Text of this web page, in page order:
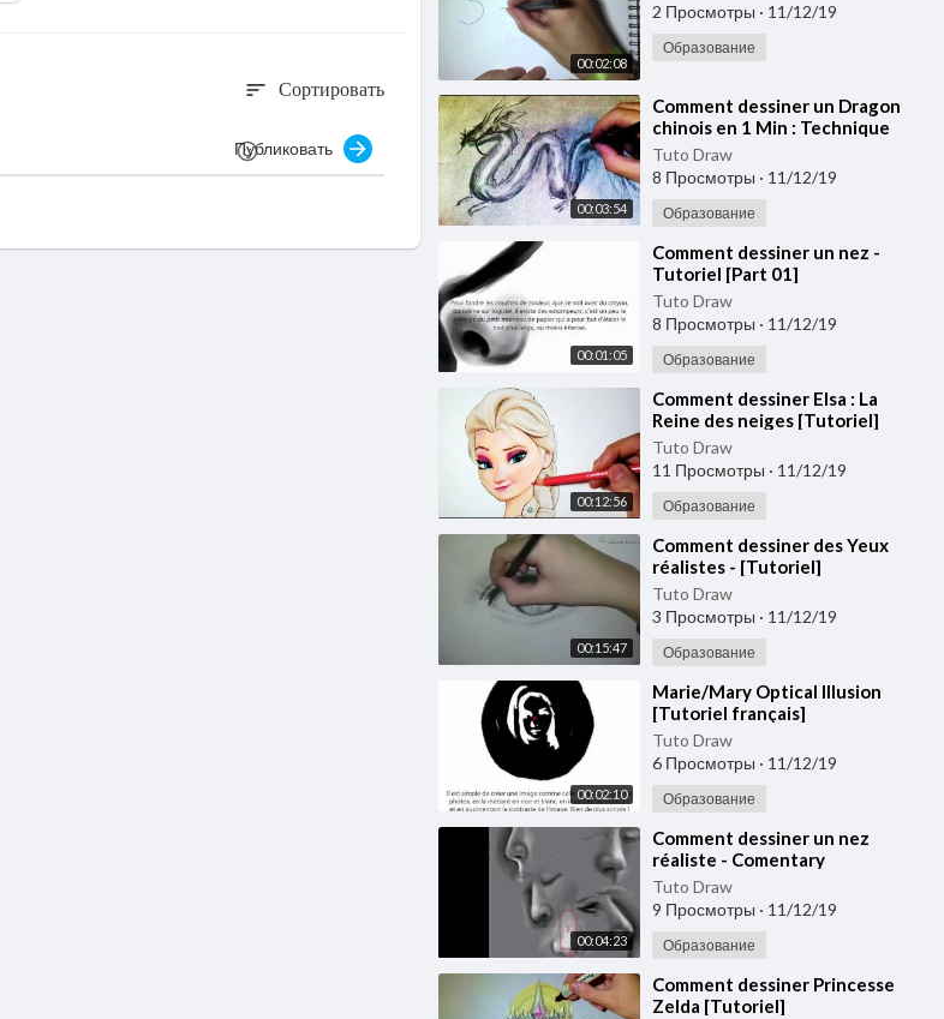
00:02:08
2 Просмотры · 11/12/19
Образование
00:03:54
⁣Comment dessiner un Dragon
chinois en 1 Min : Technique
Tuto Draw
8 Просмотры · 11/12/19
Образование
00:01:05
⁣Comment dessiner un nez -
Tutoriel [Part 01]
Tuto Draw
8 Просмотры · 11/12/19
Образование
00:12:56
⁣Comment dessiner Elsa : La
Reine des neiges [Tutoriel]
Tuto Draw
11 Просмотры · 11/12/19
Образование
00:15:47
⁣Comment dessiner des Yeux
réalistes - [Tutoriel]
Tuto Draw
3 Просмотры · 11/12/19
Образование
00:02:10
⁣Marie/Mary Optical Illusion
[Tutoriel français]
Tuto Draw
6 Просмотры · 11/12/19
Образование
00:04:23
⁣Comment dessiner un nez
réaliste - Comentary
Tuto Draw
9 Просмотры · 11/12/19
Образование
⁣Comment dessiner Princesse
Zelda [Tutoriel]
sort Сортировать
Публиковать